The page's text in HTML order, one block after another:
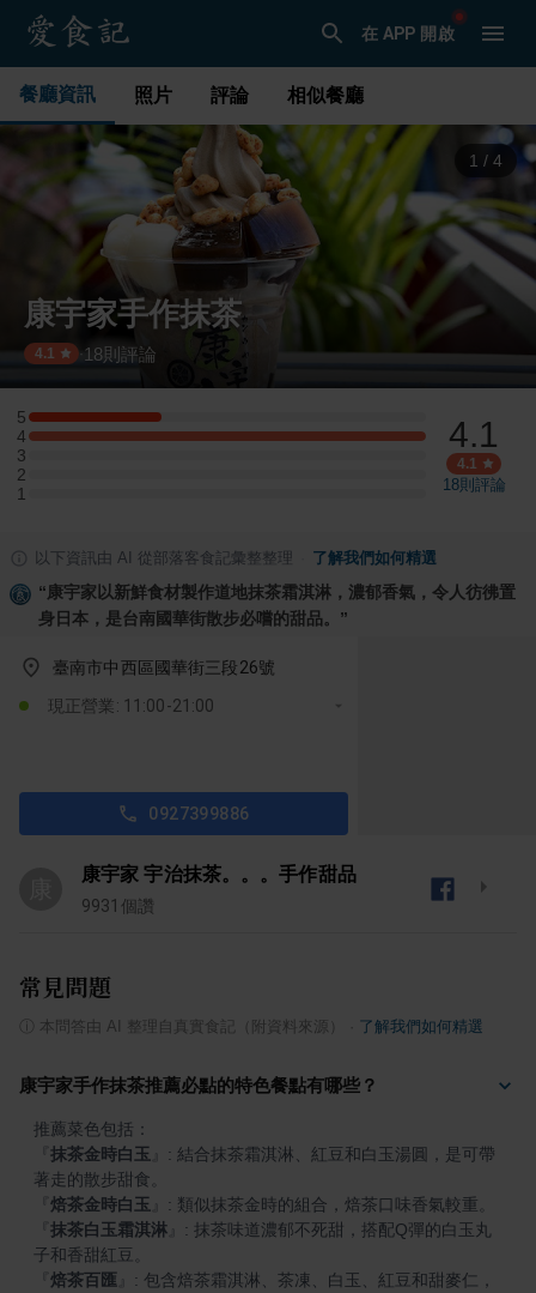
在 APP 開啟
餐廳資訊 照片 評論 相似餐廳
1 / 4
康宇家手作抹茶
4.1 · 18則評論
5
5 星：1 則評論
4
4 星：3 則評論
3
3 星：0 則評論
2
2 星：0 則評論
1
1 星：0 則評論
4.1
4.1
18則評論
以下資訊由 AI 從部落客食記彙整整理 了解我們如何精選
“ 康宇家以新鮮食材製作道地抹茶霜淇淋，濃郁香氣，令人彷彿置
身日本，是台南國華街散步必嚐的甜品。 ”
臺南市中西區國華街三段26號
現正營業: 11:00-21:00
0927399886
康宇家 宇治抹茶。。。手作甜品
9931 個讚
常見問題
本問答由 AI 整理自真實食記（附資料來源） 了解我們如何精選
康宇家手作抹茶推薦必點的特色餐點有哪些？
抹茶金時白玉
: 結合抹茶霜淇淋、紅豆和白玉湯圓，是可帶
焙茶金時白玉
抹茶白玉霜淇淋
: 抹茶味道濃郁不死甜，搭配Q彈的白玉丸
焙茶百匯
: 包含焙茶霜淇淋、茶凍、白玉、紅豆和甜麥仁，